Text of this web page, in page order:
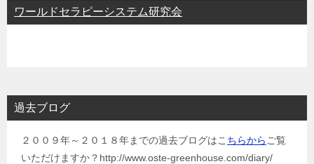
ワールドセラピーシステム研究会
過去ブログ
２００９年～２０１８年までの過去ブログはこ ちらから ご覧
いただけますか？http://www.oste-greenhouse.com/diary/